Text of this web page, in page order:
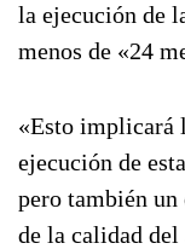
la ejecución de
menos de «24
«Esto implicará
ejecución de
pero también
de la calidad